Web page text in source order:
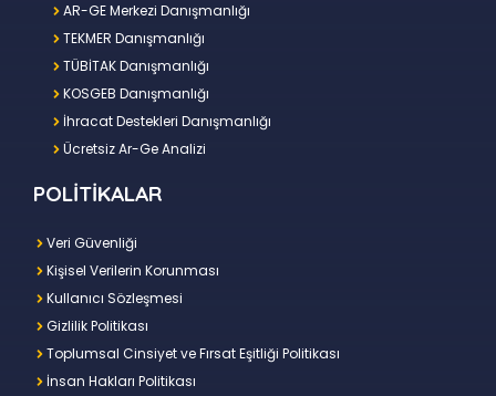
AR-GE Merkezi Danışmanlığı
TEKMER Danışmanlığı
TÜBİTAK Danışmanlığı
KOSGEB Danışmanlığı
İhracat Destekleri Danışmanlığı
Ücretsiz Ar-Ge Analizi
POLİTİKALAR
Veri Güvenliği
Kişisel Verilerin Korunması
Kullanıcı Sözleşmesi
Gizlilik Politikası
Toplumsal Cinsiyet ve Fırsat Eşitliği Politikası
İnsan Hakları Politikası